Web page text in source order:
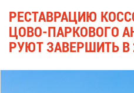
РЕ­СТАВ­РА­ЦИЮ
ЦО­ВО-ПАР­КО­ВО­ГО
РУ­ЮТ ЗА­ВЕР­ШИТЬ В